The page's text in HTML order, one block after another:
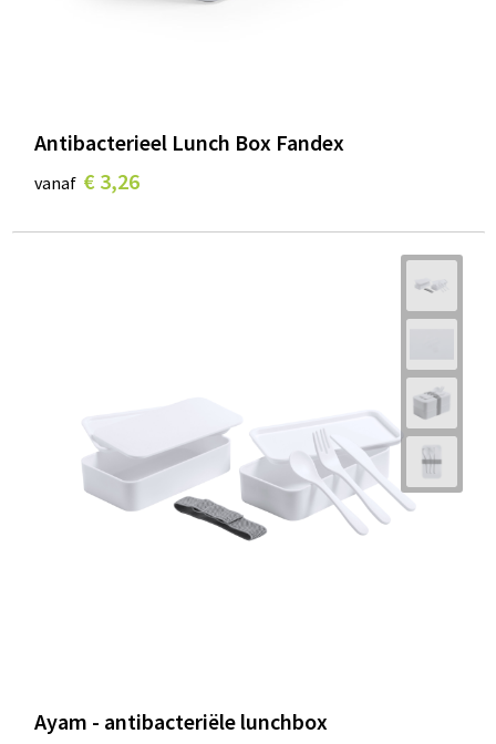
Antibacterieel Lunch Box Fandex
vanaf € 3,26
Ayam - antibacteriële lunchbox